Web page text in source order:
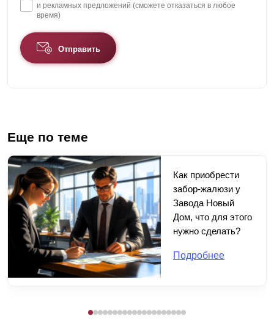
и рекламных предложений (сможете отказаться в любое
время)
Отправить
Еще по теме
Как приобрести
забор-жалюзи у
Завода Новый
Дом, что для этого
нужно сделать?
Подробнее